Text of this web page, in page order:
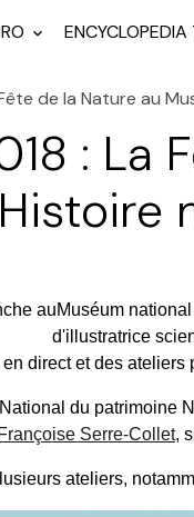
de la Nature au
: La
auMuséum
d'illustratrice
direct et des
du patrimoine
Françoise Serre-Collet,
ateliers,